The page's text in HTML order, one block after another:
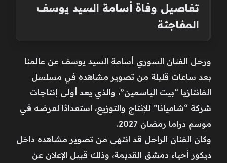
تفاصيل وفاة أسامة السيد يوسف
المفاجئة
ورحل الفنان السوري أسامة السيد يوسف عن عالمنا
بعد ساعات قليلة من تصوير مشاهده في مسلسل
الفانتازيا “بيت الياسمين”، والذي يعد أولى إنتاجات
شركة “شاميانا” للإنتاج والتوزيع، استعدادًا لعرضه في
موسم دراما رمضان 2027.
وكان الفنان الراحل قد انتهى من تصوير مشاهده داخل
ديكور أحياء دمشق القديمة، وذلك قبيل الإعلان عن